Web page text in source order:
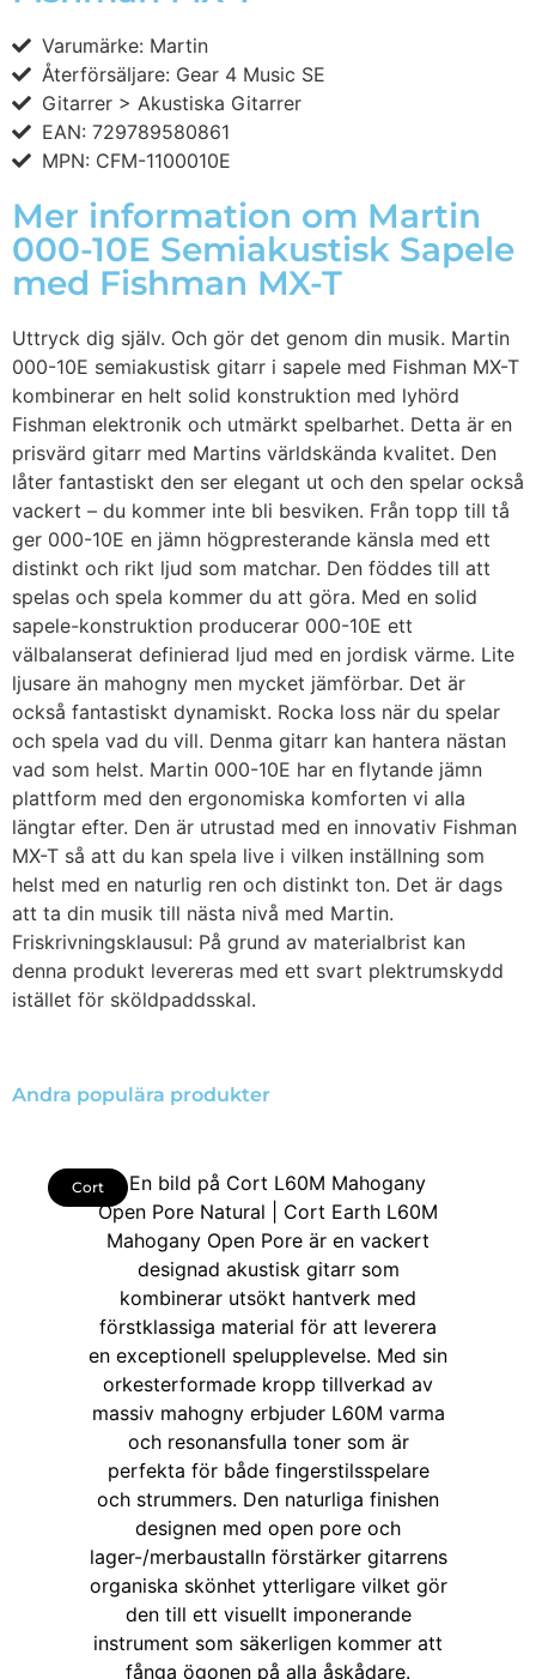
Varumärke: Martin
Återförsäljare: Gear 4 Music SE
Gitarrer > Akustiska Gitarrer
EAN: 729789580861
MPN: CFM-1100010E
Mer information om Martin
000-10E Semiakustisk Sapele
med Fishman MX-T
Uttryck dig själv. Och gör det genom din musik. Martin
000-10E semiakustisk gitarr i sapele med Fishman MX-T
kombinerar en helt solid konstruktion med lyhörd
Fishman elektronik och utmärkt spelbarhet. Detta är en
prisvärd gitarr med Martins världskända kvalitet. Den
låter fantastiskt den ser elegant ut och den spelar också
vackert – du kommer inte bli besviken. Från topp till tå
ger 000-10E en jämn högpresterande känsla med ett
distinkt och rikt ljud som matchar. Den föddes till att
spelas och spela kommer du att göra. Med en solid
sapele-konstruktion producerar 000-10E ett
välbalanserat definierad ljud med en jordisk värme. Lite
ljusare än mahogny men mycket jämförbar. Det är
också fantastiskt dynamiskt. Rocka loss när du spelar
och spela vad du vill. Denma gitarr kan hantera nästan
vad som helst. Martin 000-10E har en flytande jämn
plattform med den ergonomiska komforten vi alla
längtar efter. Den är utrustad med en innovativ Fishman
MX-T så att du kan spela live i vilken inställning som
helst med en naturlig ren och distinkt ton. Det är dags
att ta din musik till nästa nivå med Martin.
Friskrivningsklausul: På grund av materialbrist kan
denna produkt levereras med ett svart plektrumskydd
istället för sköldpaddsskal.
Andra populära produkter
Cort